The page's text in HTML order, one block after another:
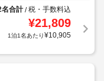
名合計/税・手数料込
¥21,809
1泊1名あたり¥10,905